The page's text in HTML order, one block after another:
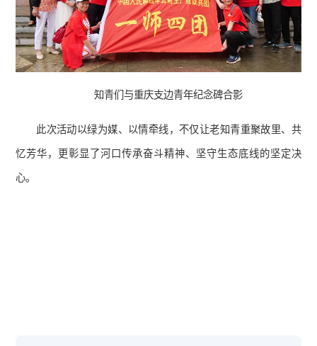
知青们与重庆支边青年纪念碑合影
此次活动以绿为媒、以情牵线，不仅让老知青重聚故里、共
忆芳华，更彰显了河口传承奋斗精神、坚守生态底线的坚定决
心。